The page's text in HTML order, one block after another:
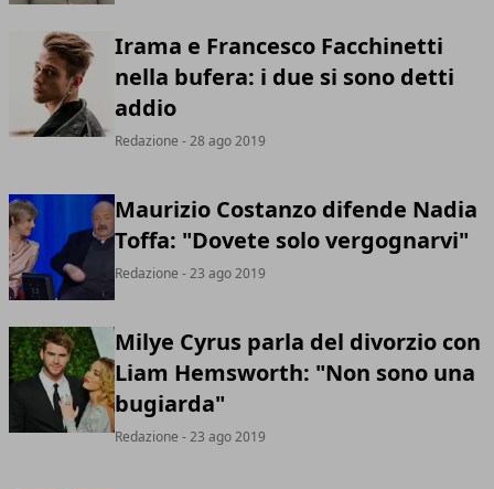
Irama e Francesco Facchinetti
nella bufera: i due si sono detti
addio
Redazione - 28 ago 2019
Maurizio Costanzo difende Nadia
Toffa: "Dovete solo vergognarvi"
Redazione - 23 ago 2019
Milye Cyrus parla del divorzio con
Liam Hemsworth: "Non sono una
bugiarda"
Redazione - 23 ago 2019